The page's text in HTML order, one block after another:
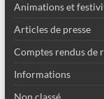
Animations et
Articles de presse
Comptes rendus de
Informations
Non classé